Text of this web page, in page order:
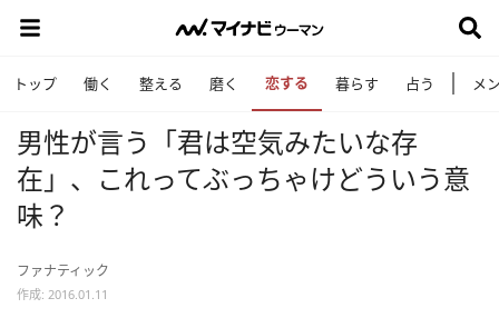
トップ 働く 整える 磨く 恋する 暮らす 占う メ
男性が言う「君は空気みたいな存
在」、これってぶっちゃけどういう意
味？
ファナティック
作成: 2016.01.11